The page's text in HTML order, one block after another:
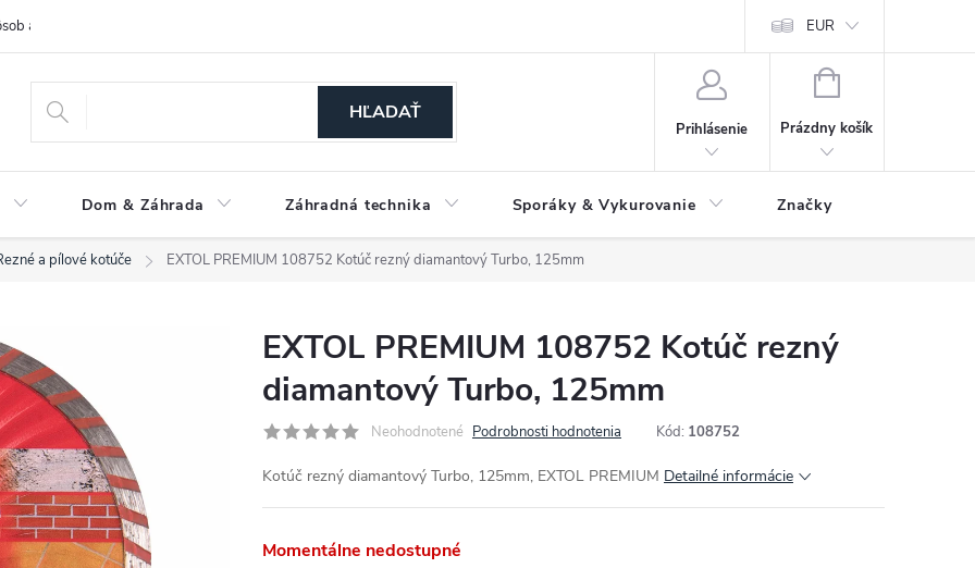
a cena dopravy Reklamačný formulár
EUR
HĽADAŤ
Prihlásenie
NÁKUPNÝ
Prázdny košík
Dom & Záhrada Záhradná technika Sporáky & Vykurovanie Značky
a pílové kotúče EXTOL PREMIUM 108752 Kotúč rezný diamantový Turbo, 125mm
EXTOL PREMIUM 108752 Kotúč rezný
diamantový Turbo, 125mm
Neohodnotené Podrobnosti hodnotenia Kód: 108752
Kotúč rezný diamantový Turbo, 125mm, EXTOL PREMIUM Detailné informácie
Momentálne nedostupné